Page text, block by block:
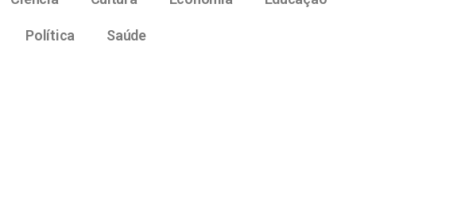
Política Saúde